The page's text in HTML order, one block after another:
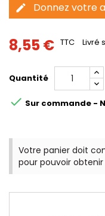
edit Donnez votre
8,55 € TTC Livré
Quantité
 Sur commande -
Votre panier doit
pour pouvoir